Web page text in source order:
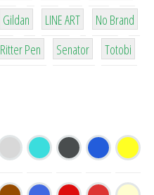
42
Gildan
4
LINE ART
90
No Brand
22
Ritter Pen
15
Senator
43
Totobi